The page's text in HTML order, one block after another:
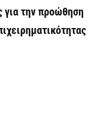
για την προώθηση